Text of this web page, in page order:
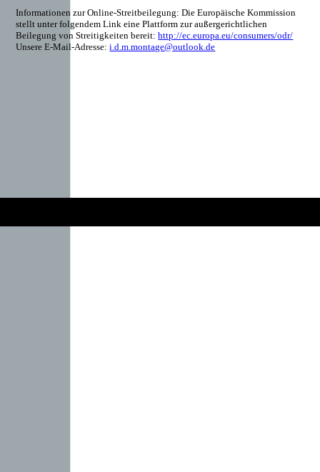
Informationen zur Online-Streitbeilegung: Die Europäische Kommission
stellt unter folgendem Link eine Plattform zur außergerichtlichen
Beilegung von Streitigkeiten bereit:http://ec.europa.eu/consumers/odr/
Unsere E-Mail-Adresse:i.d.m.montage@outlook.de